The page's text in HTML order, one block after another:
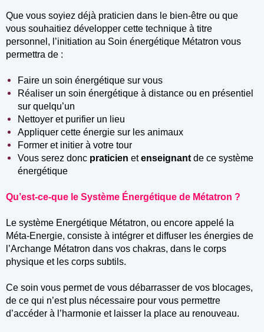
Que vous soyiez déjà praticien dans le bien-être ou que
vous souhaitiez développer cette technique à titre
personnel, l’initiation au Soin énergétique Métatron vous
permettra de :
Faire un soin énergétique sur vous
Réaliser un soin énergétique à distance ou en présentiel
sur quelqu’un
Nettoyer et purifier un lieu
Appliquer cette énergie sur les animaux
Former et initier à votre tour
Vous serez donc praticien etenseignant de ce système
énergétique
Qu’est-ce-que le Système Énergétique de Métatron ?
Le système Energétique Métatron, ou encore appelé la
Méta-Energie, consiste à intégrer et diffuser les énergies de
l’Archange Métatron dans vos chakras, dans le corps
physique et les corps subtils.
Ce soin vous permet de vous débarrasser de vos blocages,
de ce qui n’est plus nécessaire pour vous permettre
d’accéder à l’harmonie et laisser la place au renouveau.